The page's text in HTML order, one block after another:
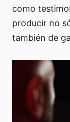
como
producir no
también de